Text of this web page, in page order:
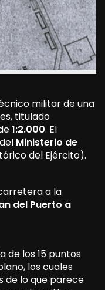
militar de una
titulado
1:2.000. El
Ministerio de
del Ejército).
a la
del Puerto a
de los 15 puntos
los cuales
de lo que parece